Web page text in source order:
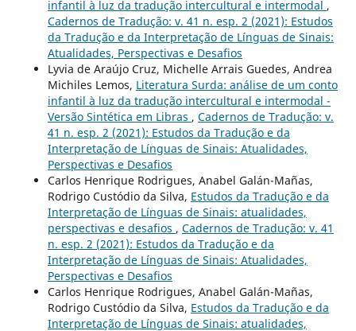
infantil à luz da tradução intercultural e intermodal ,
Cadernos de Tradução: v. 41 n. esp. 2 (2021): Estudos
da Tradução e da Interpretação de Línguas de Sinais:
Atualidades, Perspectivas e Desafios
Lyvia de Araújo Cruz, Michelle Arrais Guedes, Andrea
Michiles Lemos, Literatura Surda: análise de um conto
infantil à luz da tradução intercultural e intermodal -
Versão Sintética em Libras , Cadernos de Tradução: v.
41 n. esp. 2 (2021): Estudos da Tradução e da
Interpretação de Línguas de Sinais: Atualidades,
Perspectivas e Desafios
Carlos Henrique Rodrigues, Anabel Galán-Mañas,
Rodrigo Custódio da Silva, Estudos da Tradução e da
Interpretação de Línguas de Sinais: atualidades,
perspectivas e desafios , Cadernos de Tradução: v. 41
n. esp. 2 (2021): Estudos da Tradução e da
Interpretação de Línguas de Sinais: Atualidades,
Perspectivas e Desafios
Carlos Henrique Rodrigues, Anabel Galán-Mañas,
Rodrigo Custódio da Silva, Estudos da Tradução e da
Interpretação de Línguas de Sinais: atualidades,